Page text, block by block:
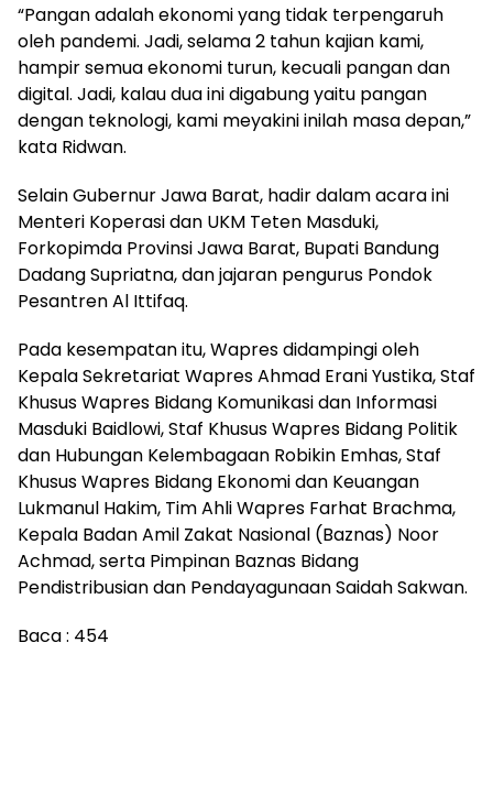
“Pangan adalah ekonomi yang tidak terpengaruh
oleh pandemi. Jadi, selama 2 tahun kajian kami,
hampir semua ekonomi turun, kecuali pangan dan
digital. Jadi, kalau dua ini digabung yaitu pangan
dengan teknologi, kami meyakini inilah masa depan,”
kata Ridwan.
Selain Gubernur Jawa Barat, hadir dalam acara ini
Menteri Koperasi dan UKM Teten Masduki,
Forkopimda Provinsi Jawa Barat, Bupati Bandung
Dadang Supriatna, dan jajaran pengurus Pondok
Pesantren Al Ittifaq.
Pada kesempatan itu, Wapres didampingi oleh
Kepala Sekretariat Wapres Ahmad Erani Yustika, Staf
Khusus Wapres Bidang Komunikasi dan Informasi
Masduki Baidlowi, Staf Khusus Wapres Bidang Politik
dan Hubungan Kelembagaan Robikin Emhas, Staf
Khusus Wapres Bidang Ekonomi dan Keuangan
Lukmanul Hakim, Tim Ahli Wapres Farhat Brachma,
Kepala Badan Amil Zakat Nasional (Baznas) Noor
Achmad, serta Pimpinan Baznas Bidang
Pendistribusian dan Pendayagunaan Saidah Sakwan.
Baca : 454